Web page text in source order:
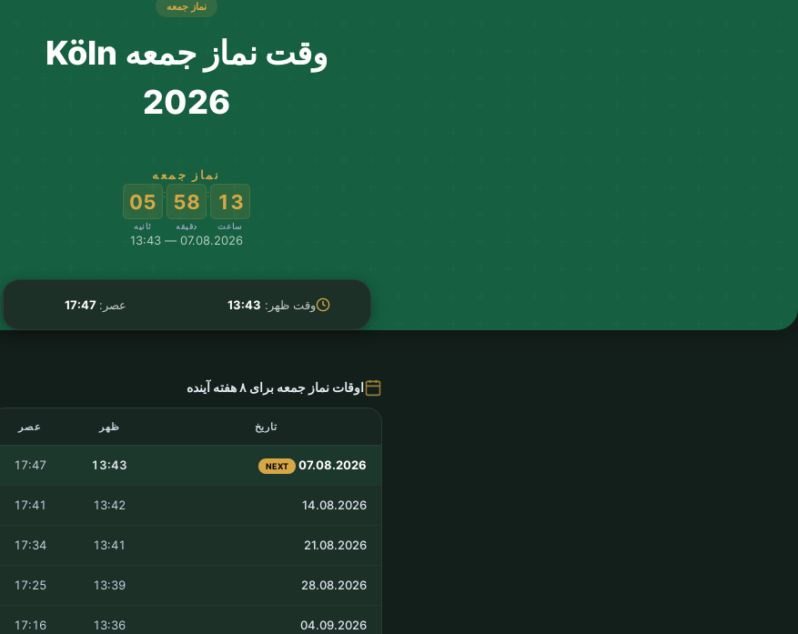
نماز جمعه
وقت نماز جمعه Köln
2026
نماز جمعه
13
ساعت
:
58
دقیقه
:
04
ثانیه
07.08.2026 — 13:43
وقت ظهر: 13:43 عصر:17:47
اوقات نماز جمعه برای ۸ هفته آینده
تاریخ ظهر عصر
07.08.2026
NEXT
13:43
17:47
14.08.2026
13:42
17:41
21.08.2026
13:41
17:34
28.08.2026
13:39
17:25
04.09.2026
13:36
17:16